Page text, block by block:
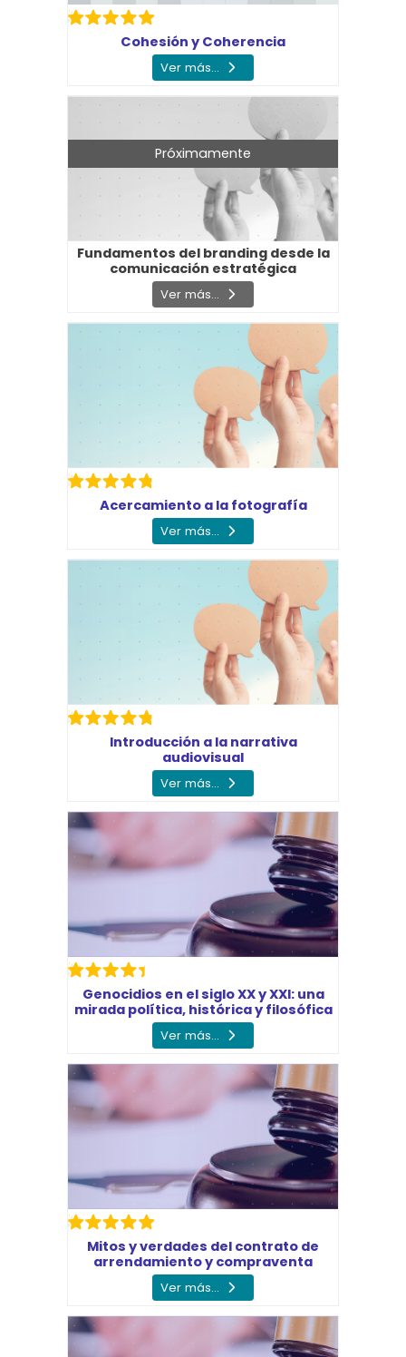
Cohesión y Coherencia
Ver más...
Fundamentos del branding desde la
comunicación estratégica
Ver más...
Próximamente
Acercamiento a la fotografía
Ver más...
Introducción a la narrativa
audiovisual
Ver más...
Genocidios en el siglo XX y XXI: una
mirada política, histórica y filosófica
Ver más...
Mitos y verdades del contrato de
arrendamiento y compraventa
Ver más...